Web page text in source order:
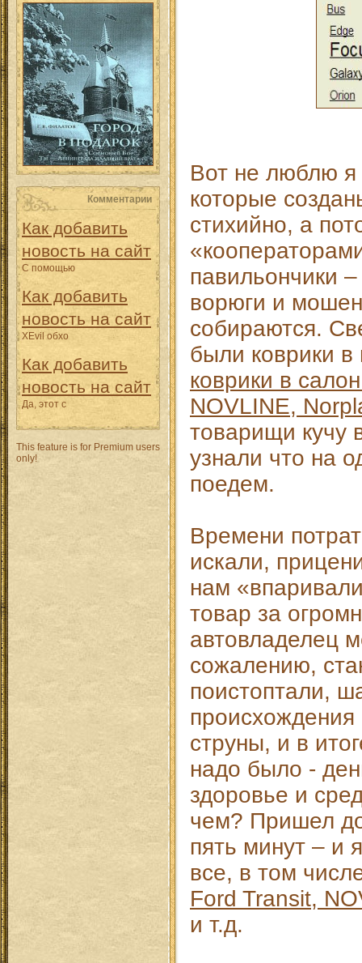
Комментарии
Как добавить
новость на сайт
С помощью
Как добавить
новость на сайт
XEvil обхо
Как добавить
новость на сайт
Да, этот с
This feature is for Premium users
only!
Вот не люблю я
которые
стихийно, а
павильончики
ворюги и
собираются.
были коврики
коврики в
NOVLINE,
товарищи кучу
узнали что на
поедем.
Времени
искали,
нам
товар за
автовладелец
сожалению,
поистоптали,
струны, и в
надо было -
здоровье и
чем? Пришел
пять минут – и
все, в том
Ford Transit,
и т.д.